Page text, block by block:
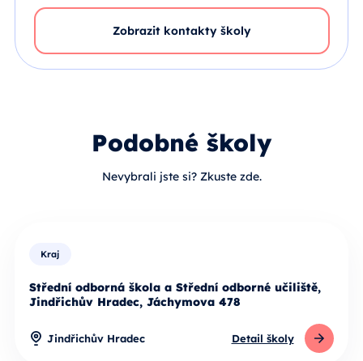
Zobrazit kontakty školy
Podobné školy
Nevybrali jste si? Zkuste zde.
Kraj
Střední odborná škola a Střední odborné učiliště,
Jindřichův Hradec, Jáchymova 478
Jindřichův Hradec Detail školy